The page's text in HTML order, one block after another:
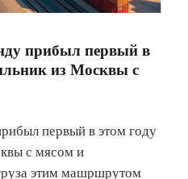
прибыл первый в
из Москвы с
первый в этом году
с мясом и
этим машршрутом